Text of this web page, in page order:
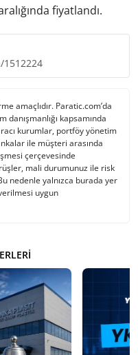
fiyatlandı.
amaçlıdır. Paratic.com’da
kapsamında
kurumlar, portföy yönetim
ile müşteri arasında
çerçevesinde
mali durumunuz ile risk
nedenle yalnızca burada yer
uygun